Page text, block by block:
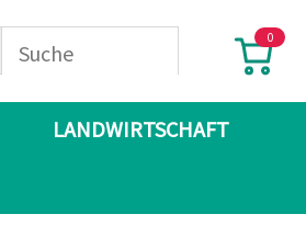
0
LANDWIRTSCHAFT